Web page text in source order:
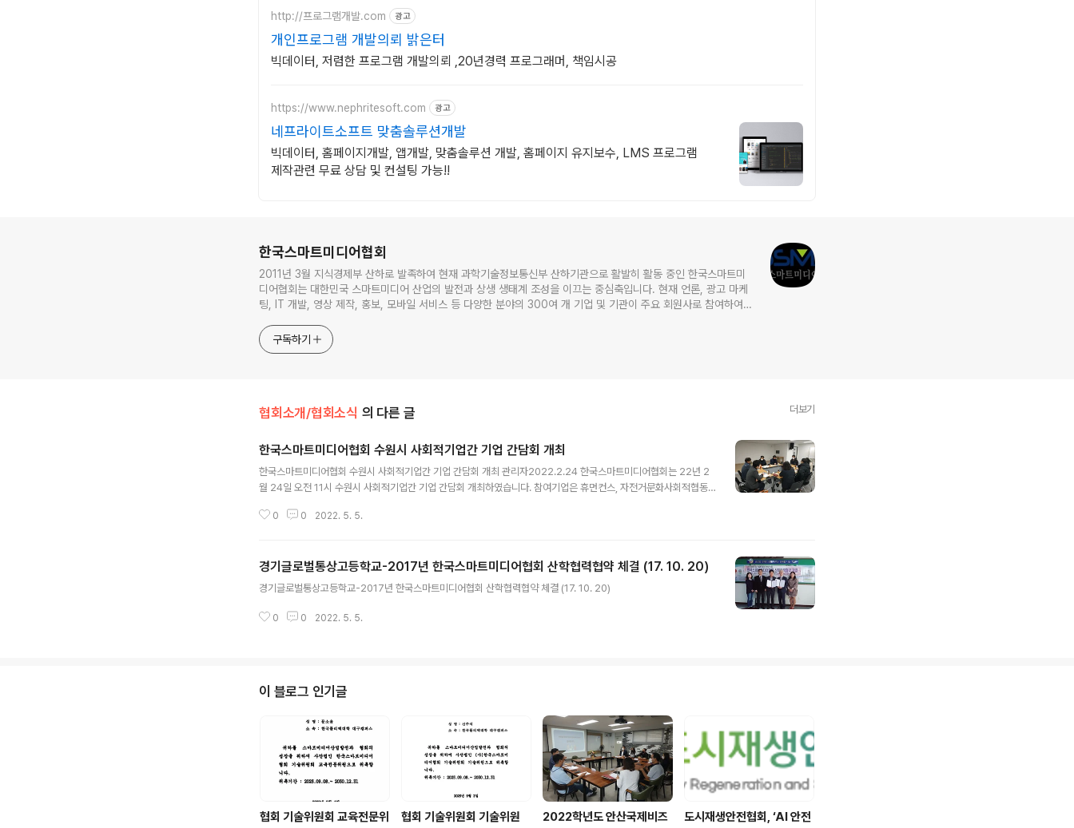
http://프로그램개발.com 광고
개인프로그램 개발의뢰 밝은터
빅데이터, 저렴한 프로그램 개발의뢰 ,20년경력 프로그래머, 책임시공
https://www.nephritesoft.com 광고
네프라이트소프트 맞춤솔루션개발
빅데이터, 홈페이지개발, 앱개발, 맞춤솔루션 개발, 홈페이지 유지보수, LMS 프로그램
제작관련 무료 상담 및 컨설팅 가능!!
한국스마트미디어협회
2011년 3월 지식경제부 산하로 발족하여 현재 과학기술정보통신부 산하기관으로 활발히 활동 중인 한국스마트미
디어협회는 대한민국 스마트미디어 산업의 발전과 상생 생태계 조성을 이끄는 중심축입니다. 현재 언론, 광고 마케
팅, IT 개발, 영상 제작, 홍보, 모바일 서비스 등 다양한 분야의 300여 개 기업 및 기관이 주요 회원사로 참여하여
교
구독하기
협회소개/협회소식 의 다른 글 더보기
한국스마트미디어협회 수원시 사회적기업간 기업 간담회 개최
한국스마트미디어협회 수원시 사회적기업간 기업 간담회 개최 관리자2022.2.24 한국스마트미디어협회는 22년 2
월 24일 오전 11시 수원시 사회적기업간 기업 간담회 개최하였습니다. 참여기업은 휴먼컨스, 자전거문화사회적협동
적 기업과 청년일자리 마련 및 기업간 협력방안에 대해 협의하였습니다. 향후 수원시 사회적 기업과 특성화고 및 인근
0 0 2022. 5. 5.
경기글로벌통상고등학교-2017년 한국스마트미디어협회 산학협력협약 체결 (17. 10. 20)
경기글로벌통상고등학교-2017년 한국스마트미디어협회 산학협력협약 체결 (17. 10. 20)
0 0 2022. 5. 5.
이 블로그 인기글
협회 기술위원회 교육전문위
협회 기술위원회 기술위원
2022학년도 안산국제비즈
도시재생안전협회, ‘AI 안전